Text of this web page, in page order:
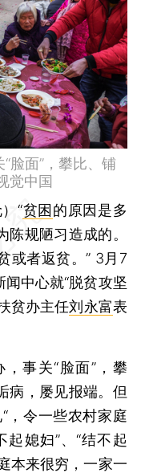
脸面”，攀比、铺
觉中国
）“贫困的原因是多
规陋习造成的。
或者返贫。” 3月7
中心就“脱贫攻坚
贫办主任刘永富表
事关“脸面”，攀
病，屡见报端。但
，令一些农村家庭
媳妇”、“结不起
本来很穷，一家一